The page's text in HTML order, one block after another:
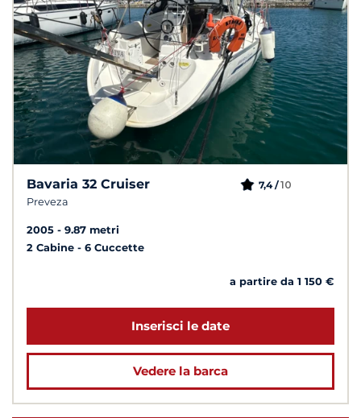
Bavaria 32 Cruiser
Preveza
7,4 /10
2005
9.87 metri
2 Cabine
6 Cuccette
a partire da 1 150 €
Inserisci le date
Vedere la barca